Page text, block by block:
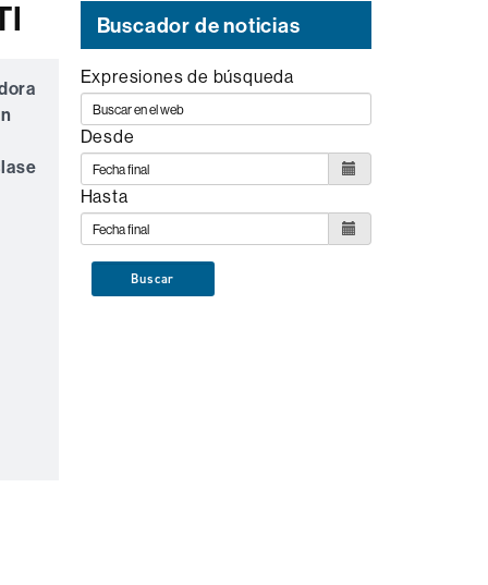
Buscador de noticias
Expresiones de búsqueda
Desde
Hasta
Buscar